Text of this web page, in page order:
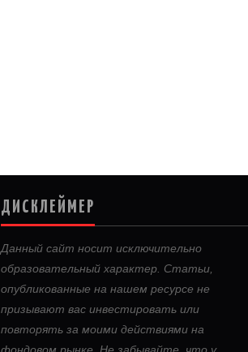
ДИСКЛЕЙМЕР
Данный сайт носит исключительно
образовательный характер. Статьи,
опубликованные на нашем ресурсе не
призывают вас инвестировать или
повторять за моими действиями на